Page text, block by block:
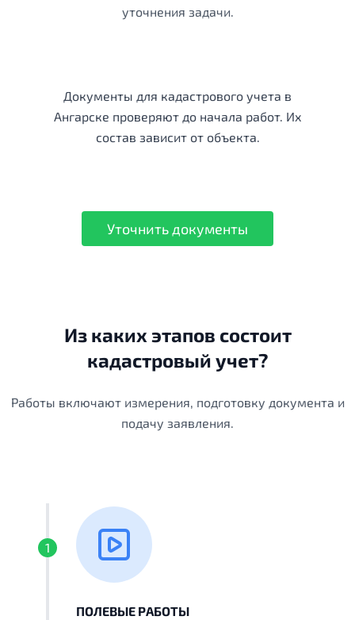
уточнения задачи.
Документы для кадастрового учета в
Ангарске проверяют до начала работ. Их
состав зависит от объекта.
Уточнить документы
Из каких этапов состоит
кадастровый учет?
Работы включают измерения, подготовку документа и
подачу заявления.
1
ПОЛЕВЫЕ РАБОТЫ